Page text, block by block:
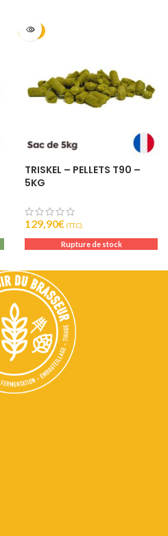
2024
TRISKEL – PELLETS T90 –
5KG
129,90€ (T.T.C).
Rupture de stock